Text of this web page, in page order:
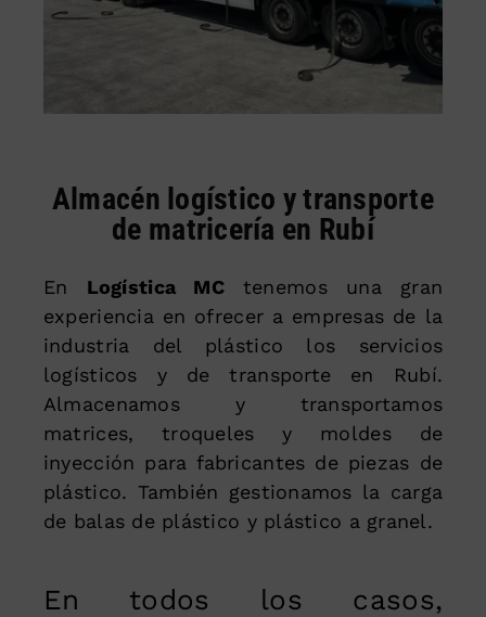
Almacén logístico y transporte
de matricería en Rubí
En Logística MCtenemos una gran
experiencia en ofrecer a empresas de la
industria del plástico los servicios
logísticos y de transporte en Rubí.
Almacenamos y transportamos
matrices, troqueles y moldes de
inyección para fabricantes de piezas de
plástico. También gestionamos la carga
de balas de plástico y plástico a granel.
En todos los casos,